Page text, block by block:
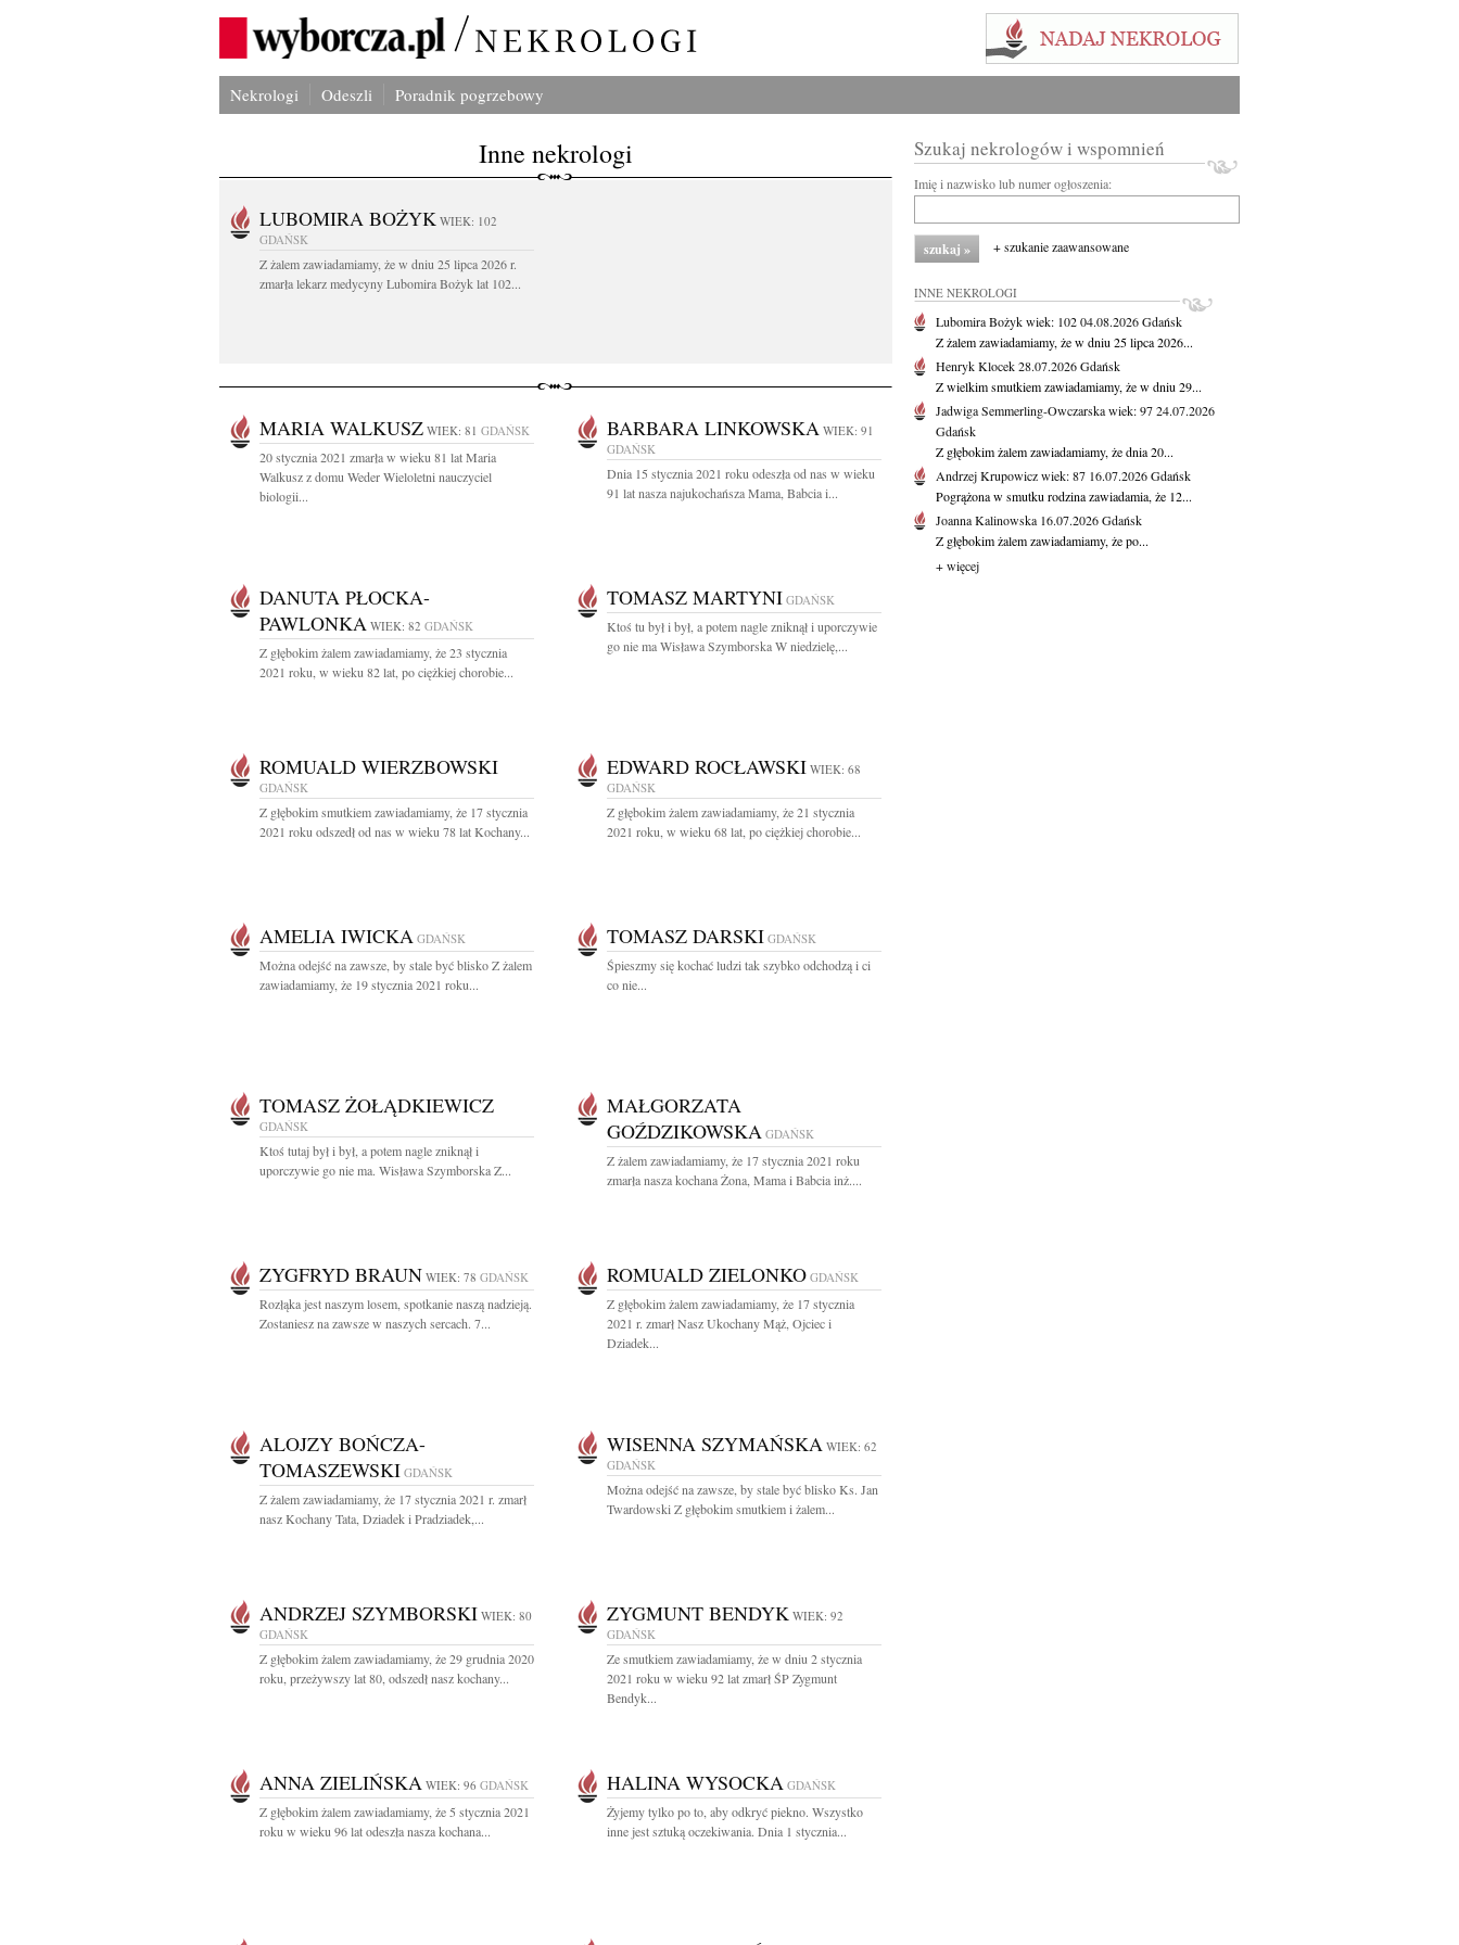
Nekrologi Odeszli Poradnik pogrzebowy
Inne nekrologi
LUBOMIRA BOŻYK WIEK: 102
GDAŃSK
Z żalem zawiadamiamy, że w dniu 25 lipca 2026 r.
zmarła lekarz medycyny Lubomira Bożyk lat 102...
MARIA WALKUSZ WIEK: 81 GDAŃSK
20 stycznia 2021 zmarła w wieku 81 lat Maria
Walkusz z domu Weder Wieloletni nauczyciel
biologii...
BARBARA LINKOWSKA WIEK: 91
GDAŃSK
Dnia 15 stycznia 2021 roku odeszła od nas w wieku
91 lat nasza najukochańsza Mama, Babcia i...
DANUTA PŁOCKA-
PAWLONKA WIEK: 82 GDAŃSK
Z głębokim żalem zawiadamiamy, że 23 stycznia
2021 roku, w wieku 82 lat, po ciężkiej chorobie...
TOMASZ MARTYNI GDAŃSK
Ktoś tu był i był, a potem nagle zniknął i uporczywie
go nie ma Wisława Szymborska W niedzielę,...
ROMUALD WIERZBOWSKI
GDAŃSK
Z głębokim smutkiem zawiadamiamy, że 17 stycznia
2021 roku odszedł od nas w wieku 78 lat Kochany...
EDWARD ROCŁAWSKI WIEK: 68
GDAŃSK
Z głębokim żalem zawiadamiamy, że 21 stycznia
2021 roku, w wieku 68 lat, po ciężkiej chorobie...
AMELIA IWICKA GDAŃSK
Można odejść na zawsze, by stale być blisko Z żalem
zawiadamiamy, że 19 stycznia 2021 roku...
TOMASZ DARSKI GDAŃSK
Śpiesz­my się ko­chać lu­dzi tak szyb­ko od­cho­dzą i ci
co nie...
TOMASZ ŻOŁĄDKIEWICZ
GDAŃSK
Ktoś tutaj był i był, a potem nagle zniknął i
uporczywie go nie ma. Wisława Szymborska Z...
MAŁGORZATA
GOŹDZIKOWSKA GDAŃSK
Z żalem zawiadamiamy, że 17 stycznia 2021 roku
zmarła nasza kochana Żona, Mama i Babcia inż....
ZYGFRYD BRAUN WIEK: 78 GDAŃSK
Rozłąka jest naszym losem, spotkanie naszą nadzieją.
Zostaniesz na zawsze w naszych sercach. 7...
ROMUALD ZIELONKO GDAŃSK
Z głębokim żalem zawiadamiamy, że 17 stycznia
2021 r. zmarł Nasz Ukochany Mąż, Ojciec i
Dziadek...
ALOJZY BOŃCZA-
TOMASZEWSKI GDAŃSK
Z żalem zawiadamiamy, że 17 stycznia 2021 r. zmarł
nasz Kochany Tata, Dziadek i Pradziadek,...
WISENNA SZYMAŃSKA WIEK: 62
GDAŃSK
Można odejść na zawsze, by stale być blisko Ks. Jan
Twardowski Z głębokim smutkiem i żalem...
ANDRZEJ SZYMBORSKI WIEK: 80
GDAŃSK
Z głębokim żalem zawiadamiamy, że 29 grudnia 2020
roku, przeżywszy lat 80, odszedł nasz kochany...
ZYGMUNT BENDYK WIEK: 92
GDAŃSK
Ze smutkiem zawiadamiamy, że w dniu 2 stycznia
2021 roku w wieku 92 lat zmarł ŚP Zygmunt
Bendyk...
ANNA ZIELIŃSKA WIEK: 96 GDAŃSK
Z głębokim żalem zawiadamiamy, że 5 stycznia 2021
roku w wieku 96 lat odeszła nasza kochana...
HALINA WYSOCKA GDAŃSK
Żyjemy tylko po to, aby odkryć piekno. Wszystko
inne jest sztuką oczekiwania. Dnia 1 stycznia...
Szukaj nekrologów i wspomnień
Imię i nazwisko lub numer ogłoszenia:
+ szukanie zaawansowane
INNE NEKROLOGI
Lubomira Bożykwiek: 10204.08.2026Gdańsk
Z żalem zawiadamiamy, że w dniu 25 lipca 2026...
Henryk Klocek28.07.2026Gdańsk
Z wielkim smutkiem zawiadamiamy, że w dniu 29...
Jadwiga Semmerling-Owczarskawiek: 9724.07.2026
Gdańsk
Z głębokim żalem zawiadamiamy, że dnia 20...
Andrzej Krupowiczwiek: 87 16.07.2026Gdańsk
Pogrążona w smutku rodzina zawiadamia, że 12...
Joanna Kalinowska 16.07.2026Gdańsk
Z głębokim żalem zawiadamiamy, że po...
+ więcej